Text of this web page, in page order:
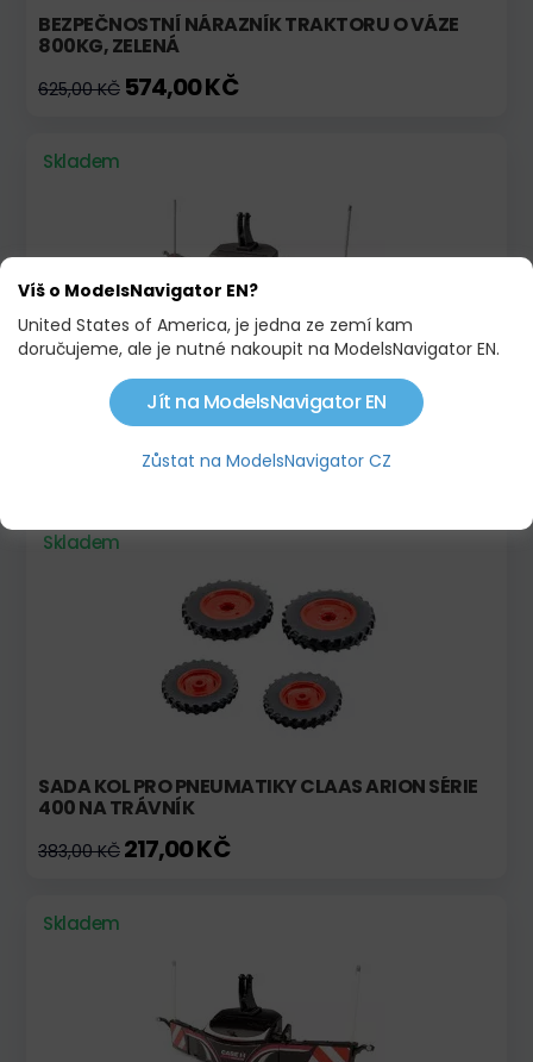
BEZPEČNOSTNÍ NÁRAZNÍK TRAKTORU O VÁZE
800KG, ZELENÁ
625,00 KČ 574,00 KČ
Skladem
NÁRAZNÍK TRAKTORU 800KG - MASSEY
FERGUSON
585,00 KČ
Skladem
SADA KOL PRO PNEUMATIKY CLAAS ARION SÉRIE
400 NA TRÁVNÍK
383,00 KČ 217,00 KČ
Skladem
Víš o ModelsNavigator EN?
United States of America, je jedna ze zemí kam
doručujeme, ale je nutné nakoupit na ModelsNavigator EN.
Jít na ModelsNavigator EN
Zůstat na ModelsNavigator CZ